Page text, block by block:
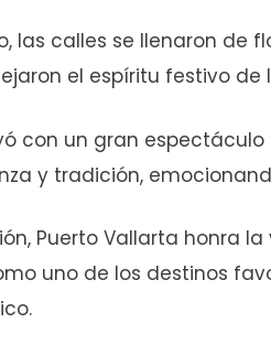
las calles se llenaron de
el espíritu festivo
con un gran
y tradición,
Puerto Vallarta honra
uno de los destinos